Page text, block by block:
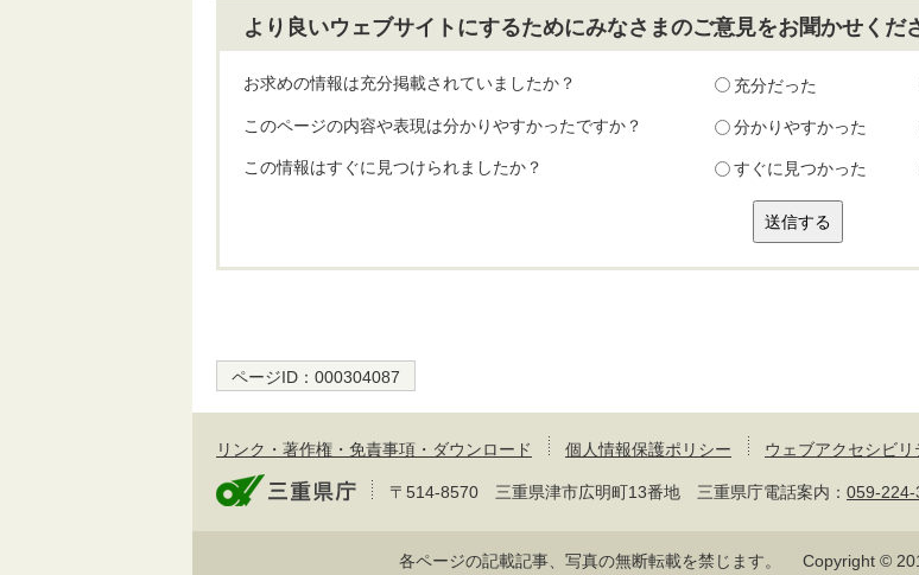
より良いウェブサイトにするためにみなさまのご意見をお聞かせくだ
お求めの情報は充分掲載されていましたか？ 充分だった
このページの内容や表現は分かりやすかったですか？ 分かりやすかった
この情報はすぐに見つけられましたか？ すぐに見つかった
ページID： 000304087
リンク・著作権・免責事項・ダウンロード 個人情報保護ポリシー ウェブアクセシビリ
〒514-8570 三重県津市広明町13番地 三重県庁電話案内： 059-224-
各ページの記載記事、写真の無断転載を禁じます。 Copyright ©